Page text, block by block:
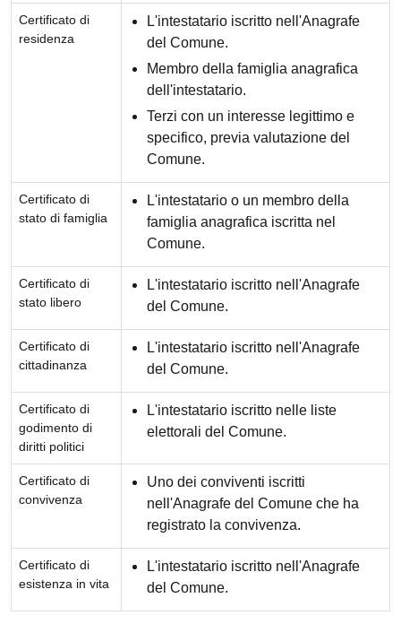
Certificato di
residenza
L'intestatario iscritto nell'Anagrafe
del Comune.
Membro della famiglia anagrafica
dell'intestatario.
Terzi con un interesse legittimo e
specifico, previa valutazione del
Comune.
Certificato di
stato di famiglia
L'intestatario o un membro della
famiglia anagrafica iscritta nel
Comune.
Certificato di
stato libero
L'intestatario iscritto nell'Anagrafe
del Comune.
Certificato di
cittadinanza
L'intestatario iscritto nell'Anagrafe
del Comune.
Certificato di
godimento di
diritti politici
L'intestatario iscritto nelle liste
elettorali del Comune.
Certificato di
convivenza
Uno dei conviventi iscritti
nell'Anagrafe del Comune che ha
registrato la convivenza.
Certificato di
esistenza in vita
L'intestatario iscritto nell'Anagrafe
del Comune.